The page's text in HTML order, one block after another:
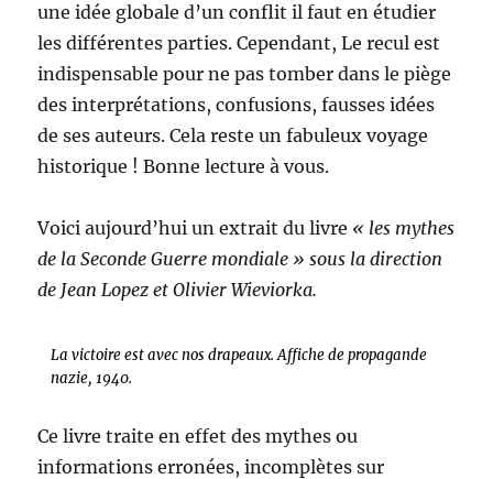
une idée globale d’un conflit il faut en étudier
les différentes parties. Cependant, Le recul est
indispensable pour ne pas tomber dans le piège
des interprétations, confusions, fausses idées
de ses auteurs. Cela reste un fabuleux voyage
historique ! Bonne lecture à vous.
Voici aujourd’hui un extrait du livre « les mythes
de la Seconde Guerre mondiale » sous la direction
de Jean Lopez et Olivier Wieviorka.
La victoire est avec nos drapeaux. Affiche de propagande
nazie, 1940.
Ce livre traite en effet des mythes ou
informations erronées, incomplètes sur